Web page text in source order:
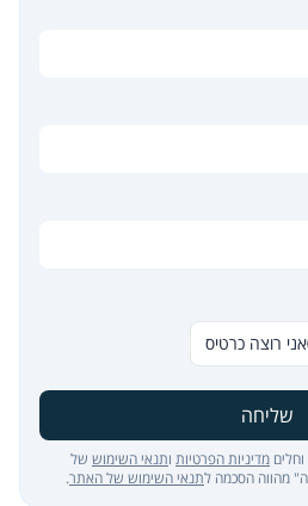
אני רוצה כרטיס
שליחה
מדיניות הפרטיות ותנאי השימוש של
תנאי השימוש של האתר.